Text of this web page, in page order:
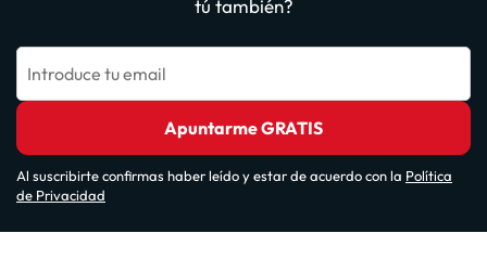
tú también?
Introduce tu email
Apuntarme GRATIS
Al suscribirte confirmas haber leído y estar de acuerdo con la Política
de Privacidad